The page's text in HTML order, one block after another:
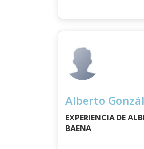
Alberto
EXPERIENCIA DE
BAENA